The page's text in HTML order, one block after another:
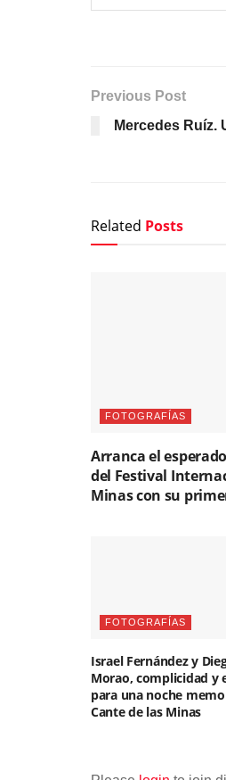
Previous Post
Mercedes Ruíz.
Related Posts
FOTOGRAFÍAS
Arranca el
del Festival
Minas con su
FOTOGRAFÍAS
Israel Fernández y
Morao, complicidad y
para una noche
Cante de las Minas